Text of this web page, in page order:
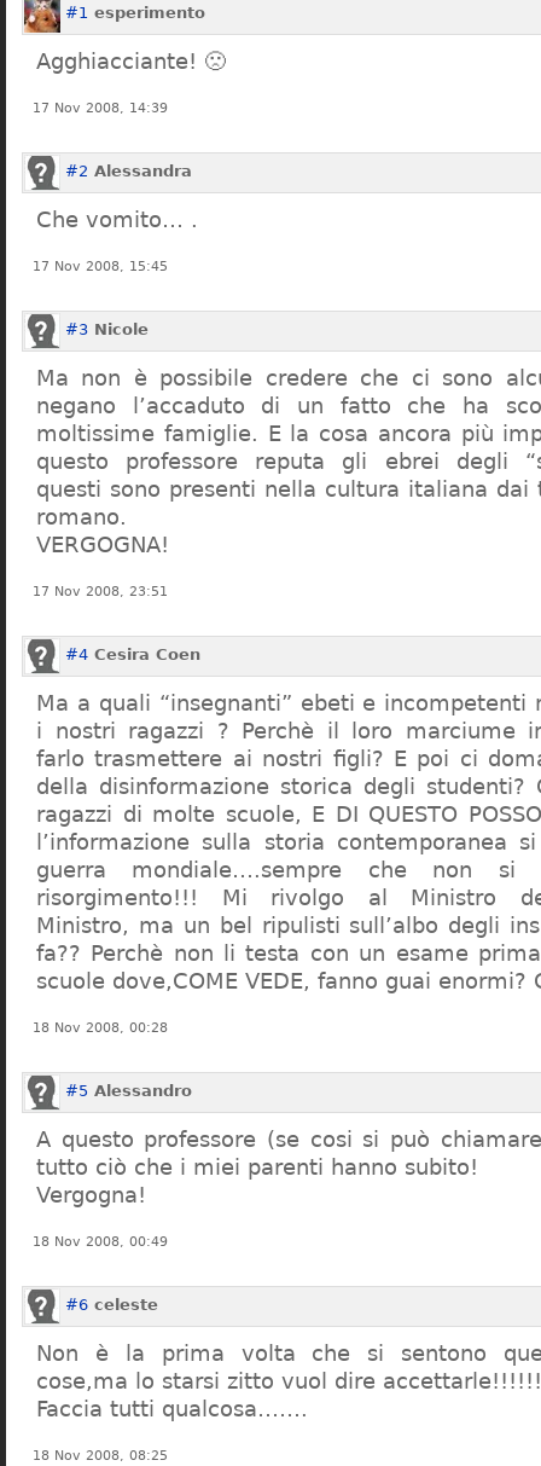
#1 esperimento
Agghiacciante! 🙁
17 Nov 2008, 14:39
#2 Alessandra
Che vomito… .
17 Nov 2008, 15:45
#3 Nicole
Ma non è possibile credere che ci sono
negano l’accaduto di un fatto che ha
moltissime famiglie. E la cosa ancora più
questo professore reputa gli ebrei degli
questi sono presenti nella cultura italiana dai
romano.
VERGOGNA!
17 Nov 2008, 23:51
#4 Cesira Coen
Ma a quali “insegnanti” ebeti e
i nostri ragazzi ? Perchè il loro marciume
farlo trasmettere ai nostri figli? E poi ci
della disinformazione storica degli
ragazzi di molte scuole, E DI QUESTO POSSO
l’informazione sulla storia contemporanea
guerra mondiale….sempre che non
risorgimento!!! Mi rivolgo al Ministro
Ministro, ma un bel ripulisti sull’albo degli
fa?? Perchè non li testa con un esame
scuole dove,COME VEDE, fanno guai enormi?
18 Nov 2008, 00:28
#5 Alessandro
A questo professore (se cosi si può
tutto ciò che i miei parenti hanno subito!
Vergogna!
18 Nov 2008, 00:49
#6 celeste
Non è la prima volta che si sentono
cose,ma lo starsi zitto vuol dire accettarle!!!!!!
Faccia tutti qualcosa…….
18 Nov 2008, 08:25